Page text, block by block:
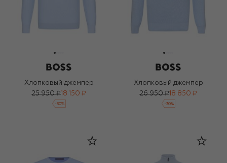
Хлопковый джемпер
25 950 ₽ 18 150 ₽
-30%
Хлопковый джемпер
26 950 ₽ 18 850 ₽
-30%